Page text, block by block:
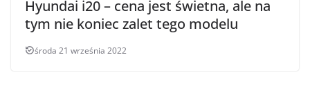
Hyundai i20 – cena jest świetna, ale na
tym nie koniec zalet tego modelu
środa 21 września 2022